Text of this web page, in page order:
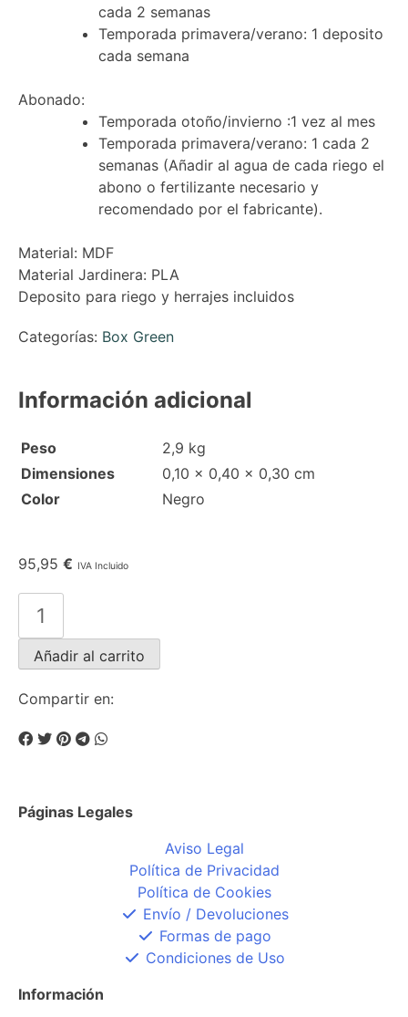
cada 2 semanas
Temporada primavera/verano: 1 deposito
cada semana
Abonado:
Temporada otoño/invierno :1 vez al mes
Temporada primavera/verano: 1 cada 2
semanas (Añadir al agua de cada riego el
abono o fertilizante necesario y
recomendado por el fabricante).
Material: MDF
Material Jardinera: PLA
Deposito para riego y herrajes incluidos
Categorías: Box Green
Información adicional
Peso
2,9 kg
Dimensiones
0,10 × 0,40 × 0,30 cm
Color
Negro
95,95 € IVA Incluido
Añadir al carrito
Compartir en:
Páginas Legales
Aviso Legal
Política de Privacidad
Política de Cookies
Envío / Devoluciones
Formas de pago
Condiciones de Uso
Información